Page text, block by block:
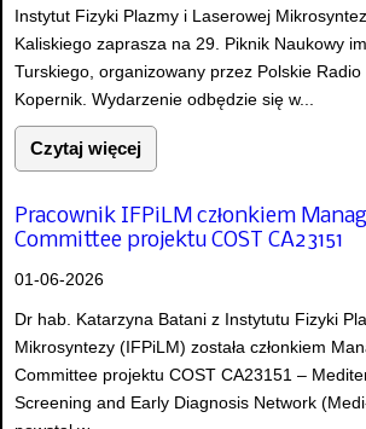
Instytut Fizyki Plazmy i Laserowej
Kaliskiego zaprasza na 29. Piknik Naukowy
Turskiego, organizowany przez Polskie
Kopernik. Wydarzenie odbędzie się w...
Czytaj więcej
Pracownik IFPiLM członkiem
Committee projektu COST CA23151
01-06-2026
Dr hab. Katarzyna Batani z Instytutu Fizyki
Mikrosyntezy (IFPiLM) została członkiem
Committee projektu COST CA23151 –
Screening and Early Diagnosis Network